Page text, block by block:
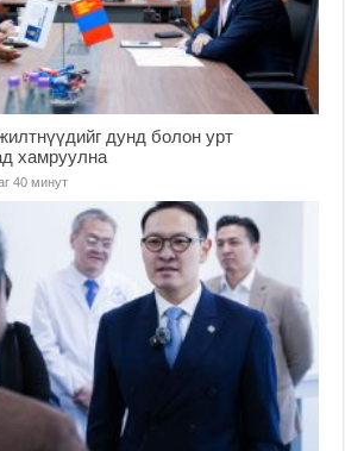
дунд болон урт
хамруулна
40 минут